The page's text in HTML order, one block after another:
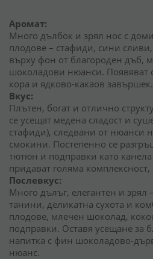
Аромат:
Много дълбок и зрял нос с
плодове – стафиди, сини
върху фон от благороден дъб,
шоколадови нюанси. Появяват
кора и ядково-какаов завършек.
Вкус:
Плътен, богат и отлично
се усещат медена сладост и
стафиди), следвани от нюанси
смокини. Постепенно се
тютюн и подправки като
придават голяма комплексност,
Послевкус:
Много дълъг, елегантен и зрял
танини, деликатна сухота и
плодове, млечен шоколад,
подправки. Оставя усещане за
напитка с фин шоколадово-
нюанс.